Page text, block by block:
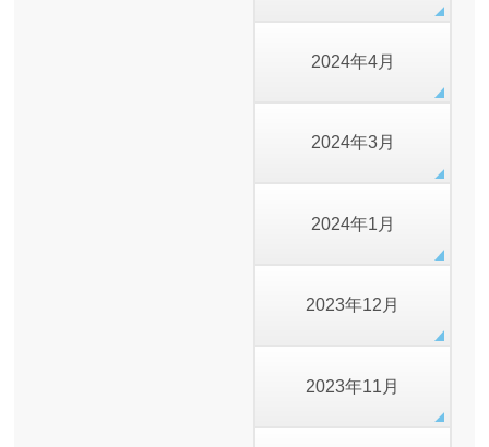
2024年4月
2024年3月
2024年1月
2023年12月
2023年11月